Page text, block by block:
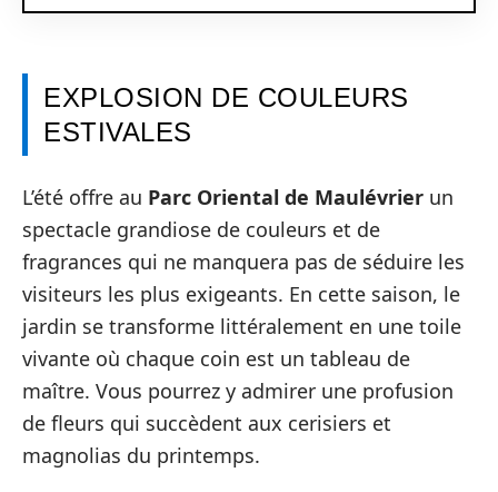
EXPLOSION DE COULEURS
ESTIVALES
L’été offre au Parc Oriental de Maulévrier un
spectacle grandiose de couleurs et de
fragrances qui ne manquera pas de séduire les
visiteurs les plus exigeants. En cette saison, le
jardin se transforme littéralement en une toile
vivante où chaque coin est un tableau de
maître. Vous pourrez y admirer une profusion
de fleurs qui succèdent aux cerisiers et
magnolias du printemps.